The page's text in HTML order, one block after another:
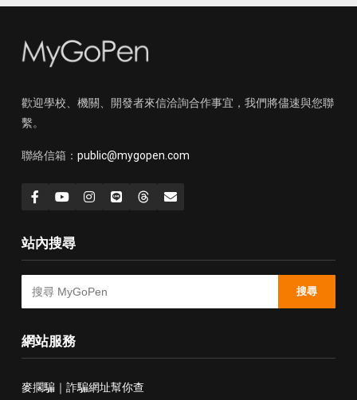
歡迎學校、機關、開發者來信洽詢合作事宜，我們將儘速與您聯
繫。
聯絡信箱： public@mygopen.com
站內搜尋
搜尋
網站服務
麥擱騙｜詐騙網址幫你查